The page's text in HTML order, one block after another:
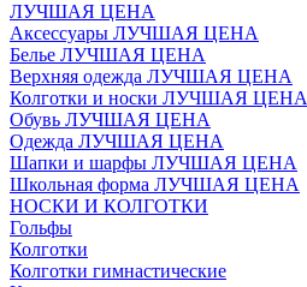
ЛУЧШАЯ ЦЕНА
Аксессуары ЛУЧШАЯ ЦЕНА
Белье ЛУЧШАЯ ЦЕНА
Верхняя одежда ЛУЧШАЯ ЦЕНА
Колготки и носки ЛУЧШАЯ ЦЕНА
Обувь ЛУЧШАЯ ЦЕНА
Одежда ЛУЧШАЯ ЦЕНА
Шапки и шарфы ЛУЧШАЯ ЦЕНА
Школьная форма ЛУЧШАЯ ЦЕНА
НОСКИ И КОЛГОТКИ
Гольфы
Колготки
Колготки гимнастические